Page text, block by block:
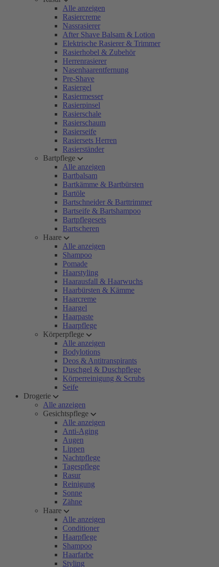
Alle anzeigen
Rasiercreme
Nassrasierer
After Shave Balsam & Lotion
Elektrische Rasierer & Trimmer
Rasierhobel & Zubehör
Herrenrasierer
Nasenhaarentfernung
Pre-Shave
Rasiergel
Rasiermesser
Rasierpinsel
Rasierschale
Rasierschaum
Rasierseife
Rasiersets Herren
Rasierständer
Bartpflege
Alle anzeigen
Bartbalsam
Bartkämme & Bartbürsten
Bartöle
Bartschneider & Barttrimmer
Bartseife & Bartshampoo
Bartpflegesets
Bartscheren
Haare
Alle anzeigen
Shampoo
Pomade
Haarstyling
Haarausfall & Haarwuchs
Haarbürsten & Kämme
Haarcreme
Haargel
Haarpaste
Haarpflege
Körperpflege
Alle anzeigen
Bodylotions
Deos & Antitranspirants
Duschgel & Duschpflege
Körperreinigung & Scrubs
Seife
Drogerie
Alle anzeigen
Gesichtspflege
Alle anzeigen
Anti-Aging
Augen
Lippen
Nachtpflege
Tagespflege
Rasur
Reinigung
Sonne
Zähne
Haare
Alle anzeigen
Conditioner
Haarpflege
Shampoo
Haarfarbe
Styling